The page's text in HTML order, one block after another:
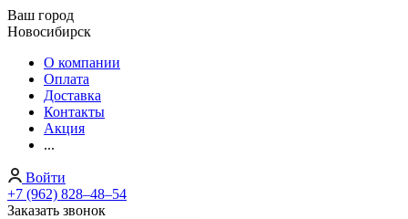
Ваш город
Новосибирск
О компании
Оплата
Доставка
Контакты
Акция
...
Войти
+7 (962) 828‒48‒54
Заказать звонок